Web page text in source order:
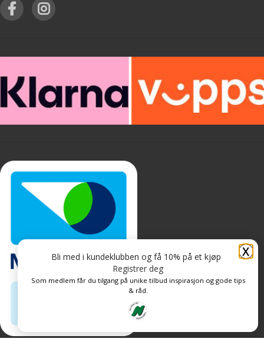
X
Bli med i kundeklubben og få 10% på et kjøp
Registrer deg
Som medlem får du tilgang på unike tilbud inspirasjon og gode tips
& råd.